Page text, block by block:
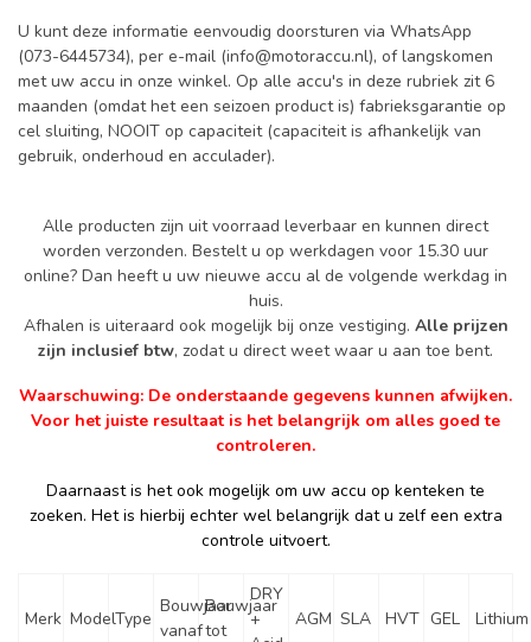
U kunt deze informatie eenvoudig doorsturen via WhatsApp
(073-6445734), per e-mail (info@motoraccu.nl), of langskomen
met uw accu in onze winkel. Op alle accu's in deze rubriek zit 6
maanden (omdat het een seizoen product is) fabrieksgarantie op
cel sluiting, NOOIT op capaciteit (capaciteit is afhankelijk van
gebruik, onderhoud en acculader).
Alle producten zijn uit voorraad leverbaar en kunnen direct
worden verzonden. Bestelt u op werkdagen voor 15.30 uur
online? Dan heeft u uw nieuwe accu al de volgende werkdag in
huis.
Afhalen is uiteraard ook mogelijk bij onze vestiging. Alle prijzen
zijn inclusief btw, zodat u direct weet waar u aan toe bent.
Waarschuwing: De onderstaande gegevens kunnen afwijken.
Voor het juiste resultaat is het belangrijk om alles goed te
controleren.
Daarnaast is het ook mogelijk om uw accu op kenteken te
zoeken. Het is hierbij echter wel belangrijk dat u zelf een extra
controle uitvoert.
Merk ModelType
Bouwjaar
vanaf
Bouwjaar
tot
DRY
+
AGM SLA HVT GEL Lithium